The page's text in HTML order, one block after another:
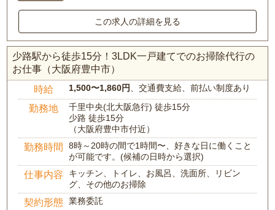
この求人の詳細を見る
少路駅から徒歩15分！3LDK一戸建てでのお掃除代行の
お仕事（大阪府豊中市）
時給 1,500〜1,860円、交通費支給、前払い制度あり
勤務地
千里中央(北大阪急行) 徒歩15分
少路 徒歩15分
（大阪府豊中市付近）
勤務時間
8時～20時の間で1時間〜、好きな日に働くこと
が可能です。(候補の日時から選択)
仕事内容
キッチン、トイレ、お風呂、洗面所、リビン
グ、その他のお掃除
契約形態 業務委託